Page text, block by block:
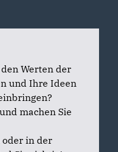
Werten der
und Ihre Ideen
machen Sie
oder in der